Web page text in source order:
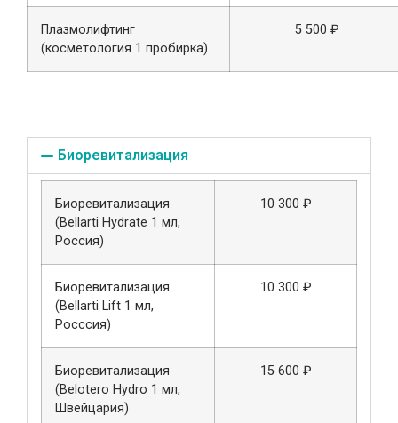
Плазмолифтинг
(косметология 1 пробирка)
5 500 ₽
Биоревитализация
Биоревитализация
(Bellarti Hydrate 1 мл,
Россия)
10 300 ₽
Биоревитализация
(Bellarti Lift 1 мл,
Росссия)
10 300 ₽
Биоревитализация
(Belotero Hydro 1 мл,
Швейцария)
15 600 ₽